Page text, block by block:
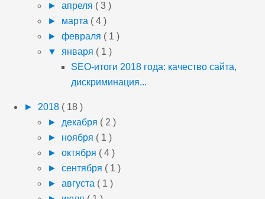
► апреля ( 3 )
► марта ( 4 )
► февраля ( 1 )
▼ января ( 1 )
SEO-итоги 2018 года: качество сайта,
дискриминация...
► 2018 ( 18 )
► декабря ( 2 )
► ноября ( 1 )
► октября ( 4 )
► сентября ( 1 )
► августа ( 1 )